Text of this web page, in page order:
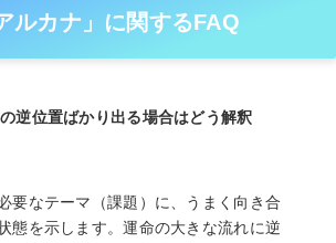
ルカナ」に関するFAQ
逆位置ばかり出る場合はどう解釈
要なテーマ（課題）に、うまく向き合
態を示します。運命の大きな流れに逆